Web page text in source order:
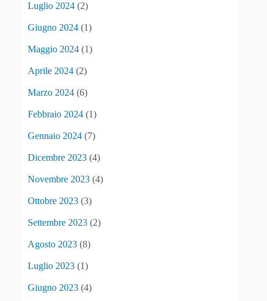
Luglio 2024 (2)
Giugno 2024 (1)
Maggio 2024 (1)
Aprile 2024 (2)
Marzo 2024 (6)
Febbraio 2024 (1)
Gennaio 2024 (7)
Dicembre 2023 (4)
Novembre 2023 (4)
Ottobre 2023 (3)
Settembre 2023 (2)
Agosto 2023 (8)
Luglio 2023 (1)
Giugno 2023 (4)